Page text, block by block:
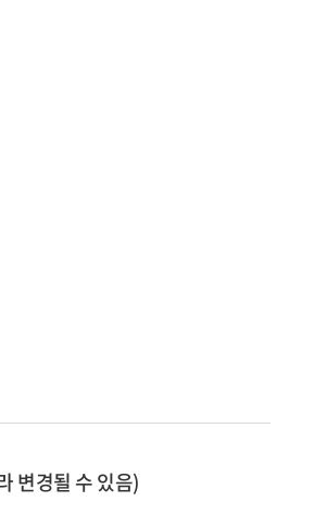
변경될 수 있음)